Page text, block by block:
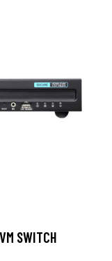
SWITCH